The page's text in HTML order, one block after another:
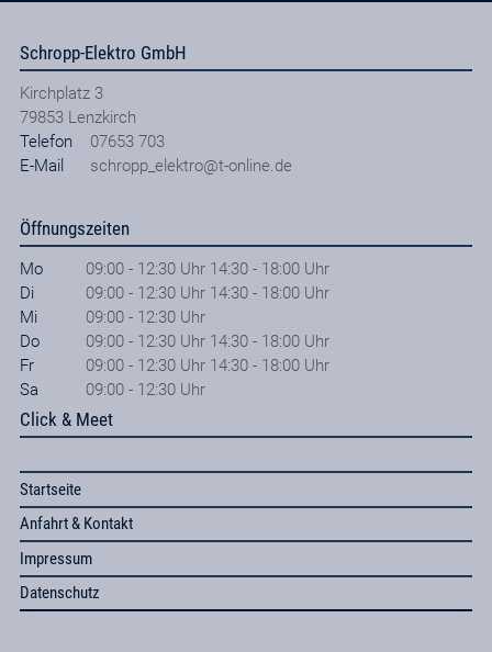
Schropp-Elektro GmbH
Kirchplatz 3
79853 Lenzkirch
Telefon
07653 703
E-Mail
schropp_elektro@t-online.de
Öffnungszeiten
Mo
09:00 - 12:30 Uhr 14:30 - 18:00 Uhr
Di
09:00 - 12:30 Uhr 14:30 - 18:00 Uhr
Mi
09:00 - 12:30 Uhr
Do
09:00 - 12:30 Uhr 14:30 - 18:00 Uhr
Fr
09:00 - 12:30 Uhr 14:30 - 18:00 Uhr
Sa
09:00 - 12:30 Uhr
Click & Meet
Startseite
Anfahrt & Kontakt
Impressum
Datenschutz